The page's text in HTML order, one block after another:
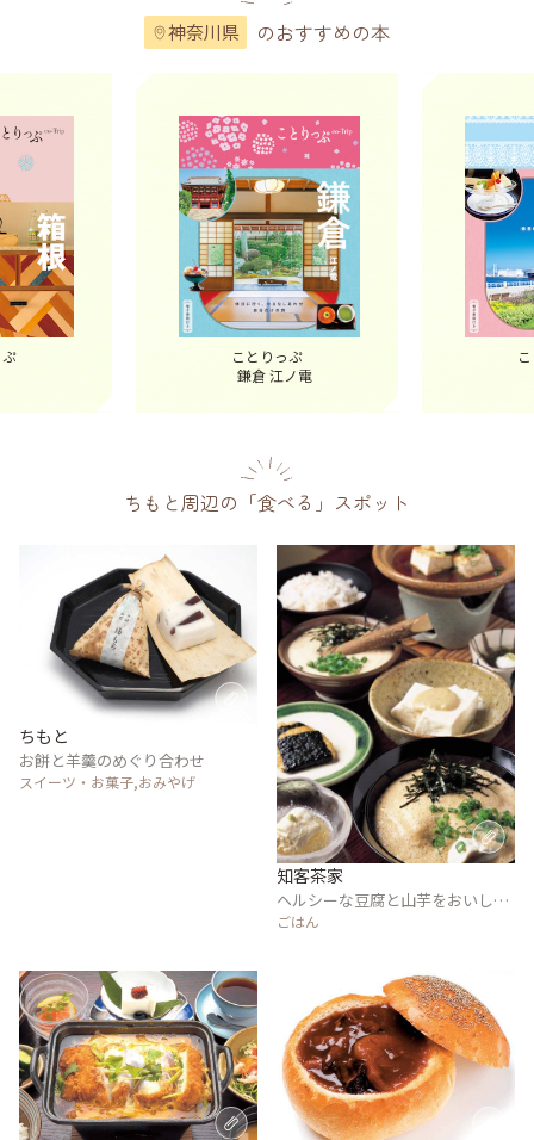
神奈川県 のおすすめの本
ことりっぷ
鎌倉 江ノ電
ちもと周辺の「食べる」スポット
ちもと
お餅と羊羹のめぐり合わせ
スイーツ・お菓子,おみやげ
知客茶家
ヘルシーな豆腐と山芋をおいしい
創作料理に
ごはん